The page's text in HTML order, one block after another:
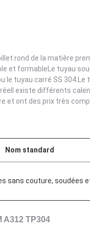
rond de la matière
et formableLe tuyau
tuyau carré SS 304.Le
existe différents
et ont des prix très
Nom standard
sans couture, soudées
TP304